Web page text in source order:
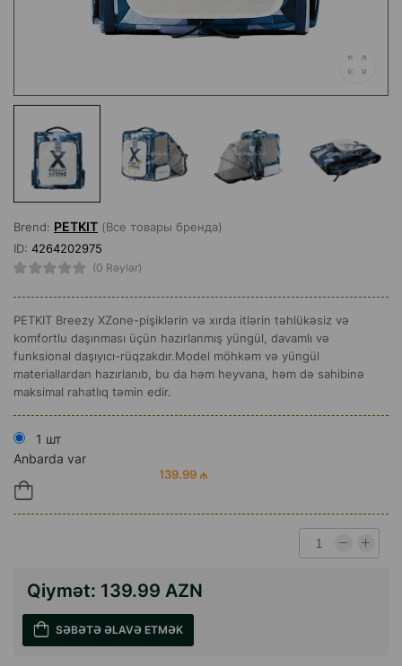
Brend: PETKIT (Все товары бренда)
ID: 4264202975
(0 Rəylər)
PETKIT Breezy XZone-pişiklərin və xırda itlərin təhlükəsiz və
komfortlu daşınması üçün hazırlanmış yüngül, davamlı və
funksional daşıyıcı-rüqzakdır.Model möhkəm və yüngül
materiallardan hazırlanıb, bu da həm heyvana, həm də sahibinə
maksimal rahatlıq təmin edir.
1 шт
Anbarda var
139.99 ₼
Qiymət: 139.99 AZN
SƏBƏTƏ ƏLAVƏ ETMƏK